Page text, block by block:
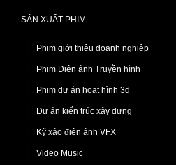
SẢN XUẤT PHIM
Phim giới thiệu doanh nghiệp
Phim Điện ảnh Truyền hình
Phim dự án hoạt hình 3d
Dự án kiến trúc xây dựng
Kỹ xảo điện ảnh VFX
Video Music